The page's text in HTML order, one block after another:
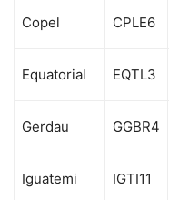
Copel CPLE6
Equatorial EQTL3
Gerdau GGBR4
Iguatemi IGTI11